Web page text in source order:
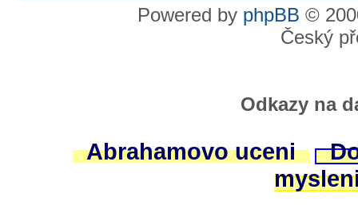
Powered by phpBB ©
Český
Odkazy na
Abrahamovo uceni